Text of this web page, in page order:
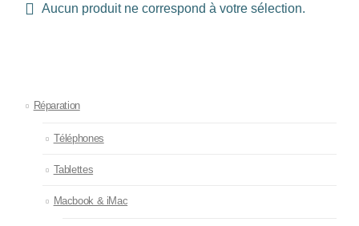
Aucun produit ne correspond à votre sélection.
Réparation
Téléphones
Tablettes
Macbook & iMac